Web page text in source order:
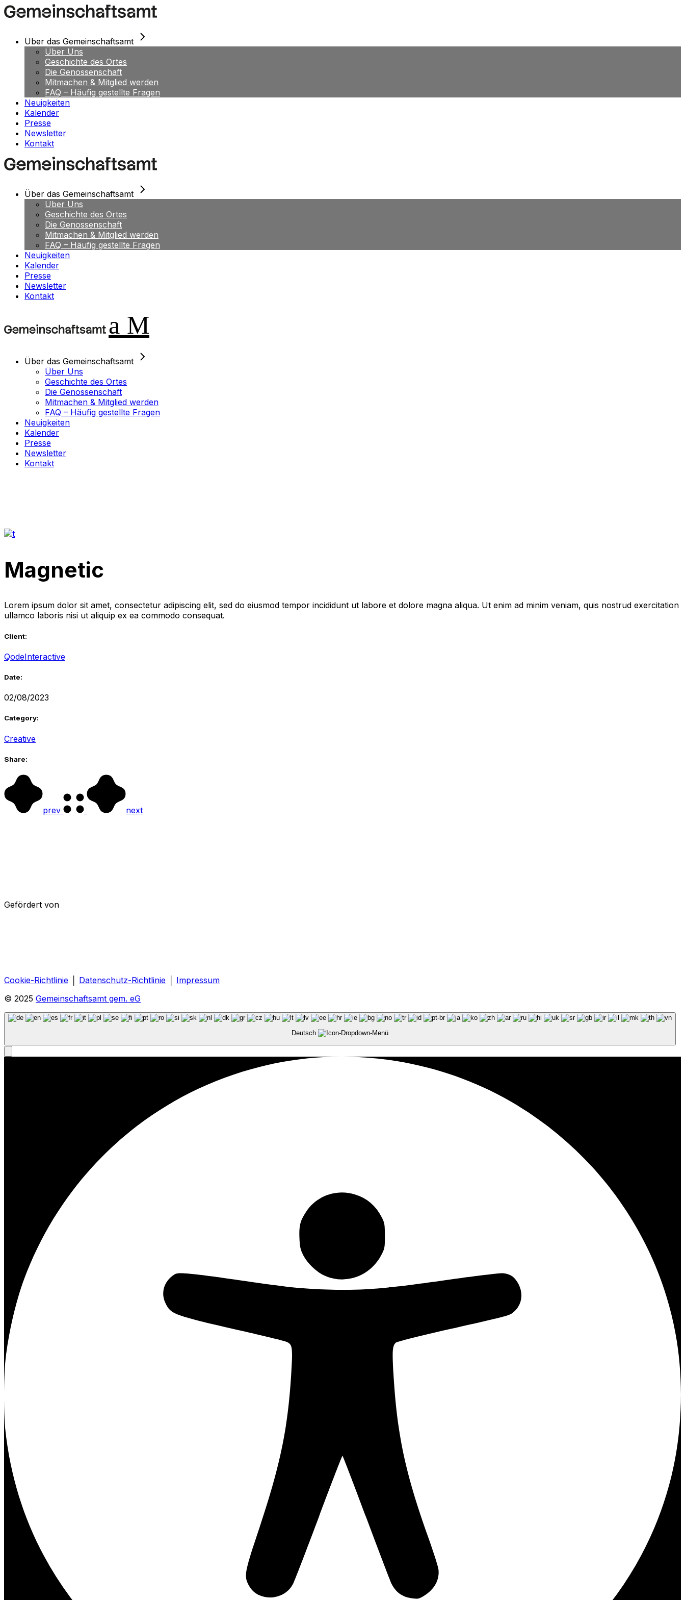
Skip
to
contentÜber das Gemeinschaftsamt
Über Uns
Geschichte des Ortes
Die Genossenschaft
Mitmachen & Mitglied werden
FAQ – Häufig gestellte Fragen
Neuigkeiten
Kalender
Presse
Newsletter
Kontakt
Über das Gemeinschaftsamt
Über Uns
Geschichte des Ortes
Die Genossenschaft
Mitmachen & Mitglied werden
FAQ – Häufig gestellte Fragen
Neuigkeiten
Kalender
Presse
Newsletter
Kontakt
Über das Gemeinschaftsamt
Über Uns
Geschichte des Ortes
Die Genossenschaft
Mitmachen & Mitglied werden
FAQ – Häufig gestellte Fragen
Neuigkeiten
Kalender
Presse
Newsletter
Kontakt
Magnetic
Lorem ipsum dolor sit amet, consectetur adipiscing elit, sed do eiusmod tempor incididunt ut labore et dolore magna aliqua. Ut enim ad minim veniam, quis nostrud exercitation
ullamco laboris nisi ut aliquip ex ea commodo consequat.
Client:
QodeInteractive
Date:
02/08/2023
Category:
Creative
Share:
prev next
Gefördert von
Cookie-Richtlinie Datenschutz-Richtlinie
Impressum
© 2025 Gemeinschaftsamt gem. eG
Deutsch